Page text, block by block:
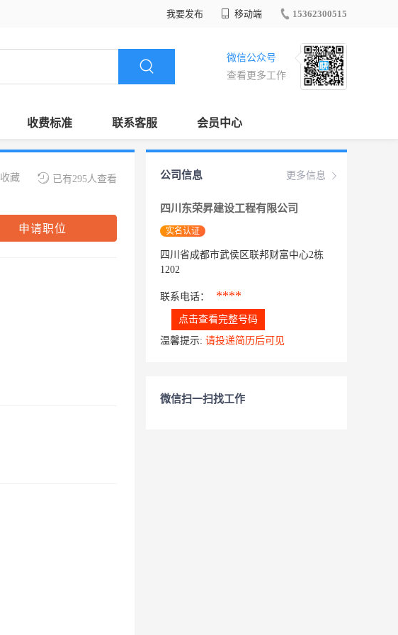
我要发布 移动端 15362300515
微信公众号
查看更多工作
收费标准 联系客服 会员中心
已有295人查看
收藏
申请职位
更多信息
公司信息
四川东荣昇建设工程有限公司
实名认证
四川省成都市武侯区联邦财富中心2栋
1202
联系电话： ****
点击查看完整号码
温馨提示: 请投递简历后可见
微信扫一扫找工作